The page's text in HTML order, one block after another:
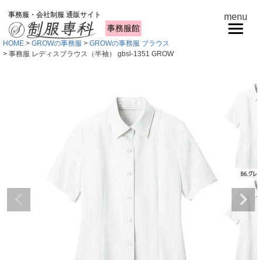
事務服・会社制服 通販サイト
事務服館
menu
HOME GROWの事務服
GROWの事務服 ブラウス
事務服 レディスブラウス（半袖） gbsl-1351 GROW